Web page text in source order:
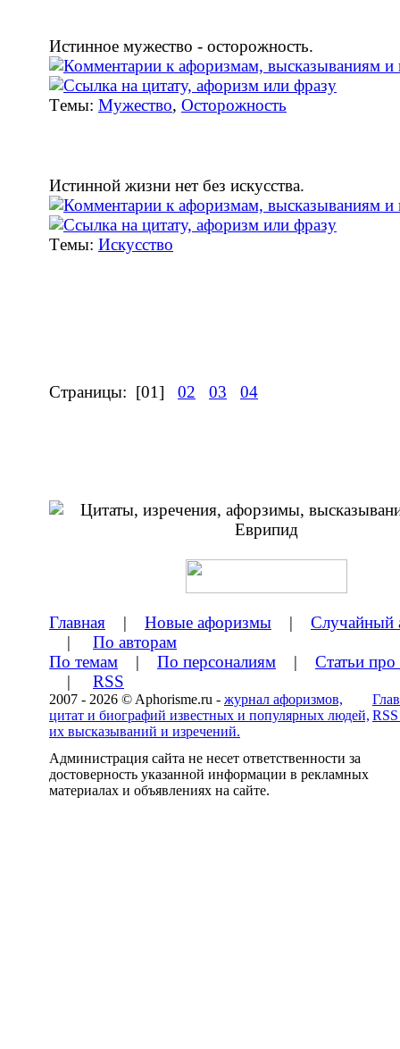
Истинное мужество - осторожность.
Tемы: Мужество, Осторожность
Истинной жизни нет без искусства.
Tемы: Искусство
Страницы: [01] 02 03 04
Главная | Новые афоризмы | Случайный
| По авторам
По темам | По персоналиям | Статьи
| RSS
2007 - 2026 © Aphorisme.ru - журнал афоризмов,
цитат и биографий известных и популярных людей,
их высказываний и изречений.
Администрация сайта не несет ответственности за
достоверность указанной информации в рекламных
материалах и объявлениях на сайте.